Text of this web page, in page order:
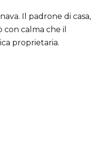
Il padrone di casa,
con calma che il
proprietaria.